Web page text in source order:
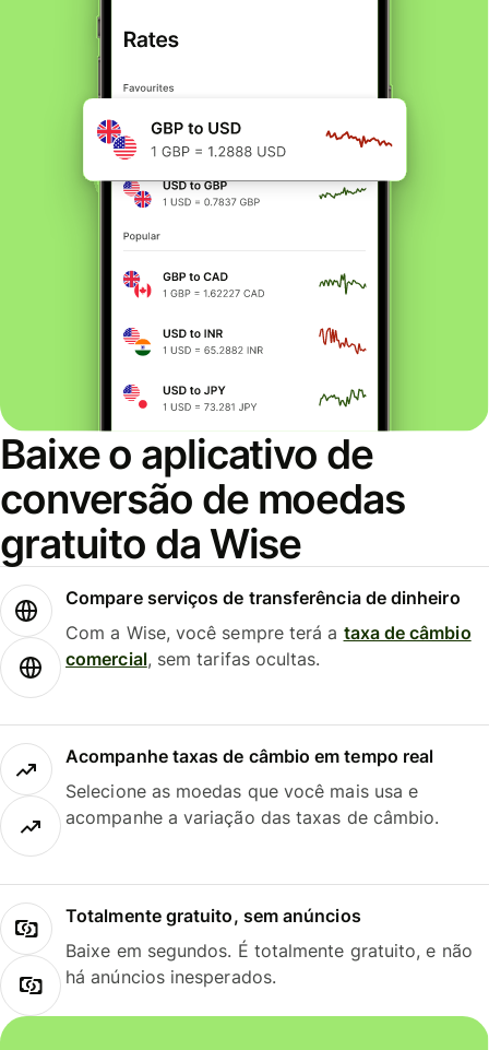
Baixe o aplicativo de
conversão de moedas
gratuito da Wise
Compare serviços de transferência de dinheiro
Com a Wise, você sempre terá a taxa de câmbio
comercial, sem tarifas ocultas.
Acompanhe taxas de câmbio em tempo real
Selecione as moedas que você mais usa e
acompanhe a variação das taxas de câmbio.
Totalmente gratuito, sem anúncios
Baixe em segundos. É totalmente gratuito, e não
há anúncios inesperados.